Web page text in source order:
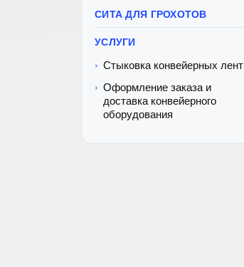
СИТА ДЛЯ ГРОХОТОВ
УСЛУГИ
Стыковка конвейерных лент
Оформление заказа и
доставка конвейерного
оборудования